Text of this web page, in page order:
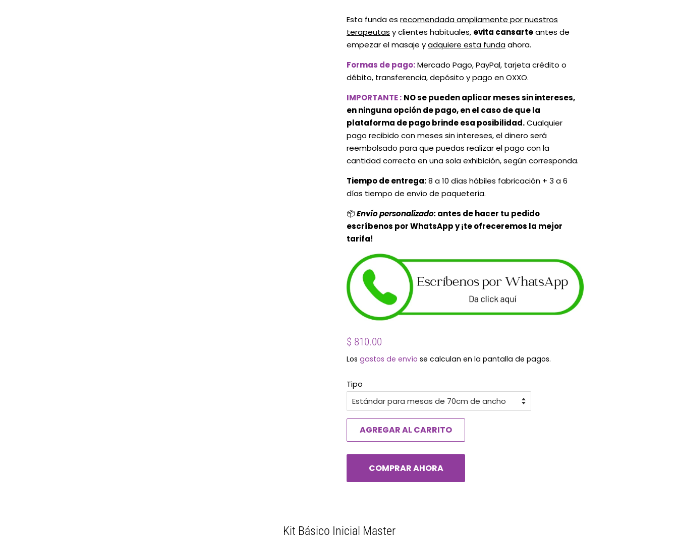
Esta funda es recomendada ampliamente por nuestros
terapeutas y clientes habituales, evita cansarteantes de
empezar el masaje yadquiere esta fundaahora.
Formas de pago:Mercado Pago, PayPal, tarjeta crédito o
débito, transferencia, depósito y pago en OXXO.
IMPORTANTE : NO se pueden aplicar meses sin intereses,
en ninguna opción de pago, en el caso de que la
plataforma de pago brinde esa posibilidad.Cualquier
pago recibido con meses sin intereses, el dinero será
reembolsado para que puedas realizar el pago con la
cantidad correcta en una sola exhibición, según corresponda.
Tiempo de entrega:8 a 10 días hábiles fabricación + 3 a 6
días tiempo de envío de paquetería.
📦 Envío personalizado: antes de hacer tu pedido
escríbenos por WhatsApp y ¡te ofreceremos la mejor
tarifa!
Precio
$ 810.00
oferta
Los gastos de envío se calculan en la pantalla de pagos.
Tipo
AGREGAR AL CARRITO
COMPRAR AHORA
Kit Básico Inicial Master